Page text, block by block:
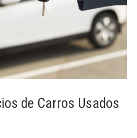
de Carros Usados